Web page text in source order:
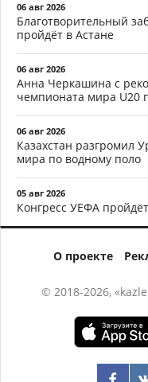
06 авг 2026
Благотворительный
пройдёт в Астане
06 авг 2026
Анна Черкашина с
чемпионата мира U20
06 авг 2026
Казахстан разгромил
мира по водному поло
05 авг 2026
Конгресс УЕФА
О проекте
© 2018-2026,